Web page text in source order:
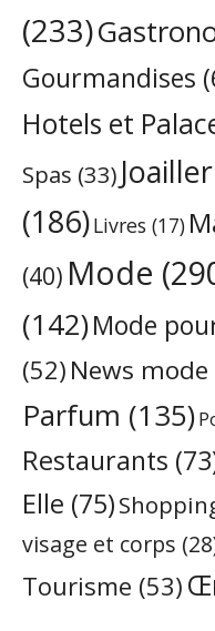
(233)
Gourmandises
Hotels et
Spas (33)
(186)Livres (17)
(40) Mode
(142)Mode
(52) News mode
Parfum (135)
Restaurants
Elle (75)
visage et corps
Tourisme (53)